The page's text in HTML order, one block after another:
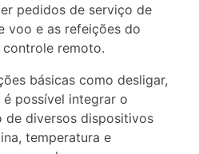
pedidos de serviço de
voo e as refeições do
remoto.
básicas como desligar,
é possível integrar o
de diversos dispositivos
temperatura e